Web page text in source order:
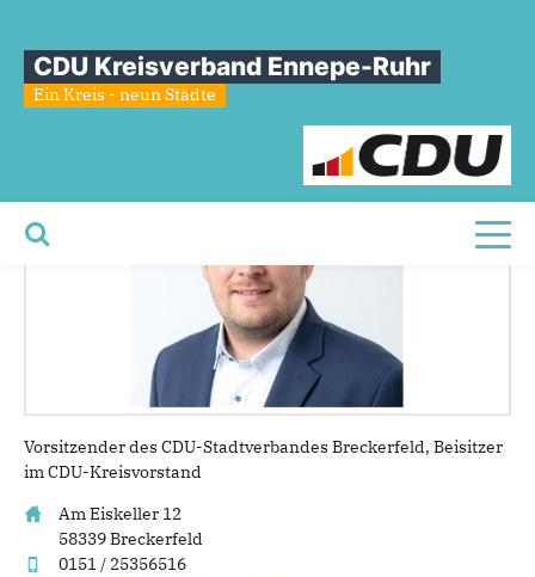
CDU Kreisverband Ennepe-Ruhr
Ein Kreis - neun Städte
Sie sind hier
AlexanderEbbert
Vorsitzender des CDU-Stadtverbandes Breckerfeld, Beisitzer
im CDU-Kreisvorstand
Am Eiskeller 12
58339 Breckerfeld
0151 / 25356516